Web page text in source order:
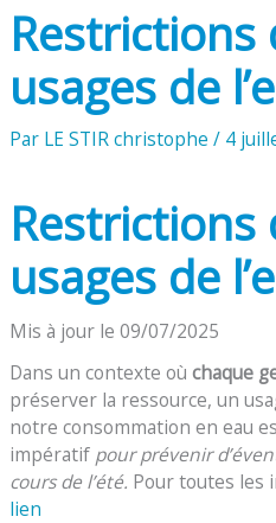
Restrictions
usages de
Par LE STIR christophe/ 4
Restrictions
usages de
Mis à jour le 09/07/2025
Dans un contexte oùchaque
préserver la ressource, un
notre consommation en eau
impératif pour prévenir
cours de l’été. Pour toutes
lien